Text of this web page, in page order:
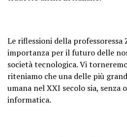
Le riflessioni della
importanza per il futuro delle
società tecnologica. Vi
riteniamo che una delle più
umana nel XXI secolo sia, senza
informatica.